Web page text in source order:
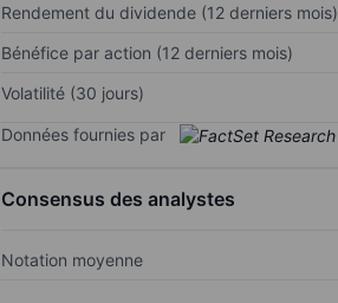
Rendement du dividende (12 derniers mois)
Bénéfice par action (12 derniers mois)
Volatilité (30 jours)
Données fournies par
Consensus des analystes
Notation moyenne